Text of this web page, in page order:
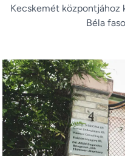
Kecskemét központjához
Béla